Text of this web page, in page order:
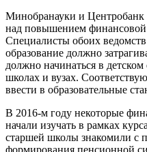
Минобранауки и Центробанк
над повышением финансовой
Специалисты обоих
образование должно
должно начинаться в детском
школах и вузах.
ввести в образовательные
В 2016-м году некоторые
начали изучать в рамках
старшей школы знакомили с